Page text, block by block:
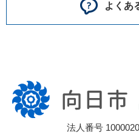
よくあ
向
日
市
法人番号